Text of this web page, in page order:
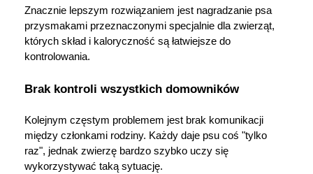
Znacznie lepszym rozwiązaniem jest nagradzanie psa
przysmakami przeznaczonymi specjalnie dla zwierząt,
których skład i kaloryczność są łatwiejsze do
kontrolowania.
Brak kontroli wszystkich domowników
Kolejnym częstym problemem jest brak komunikacji
między członkami rodziny. Każdy daje psu coś "tylko
raz", jednak zwierzę bardzo szybko uczy się
wykorzystywać taką sytuację.